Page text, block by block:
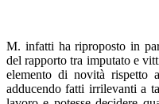
M. infatti ha riproposto in
del rapporto tra imputato e
elemento di novità rispetto
adducendo fatti irrilevanti a